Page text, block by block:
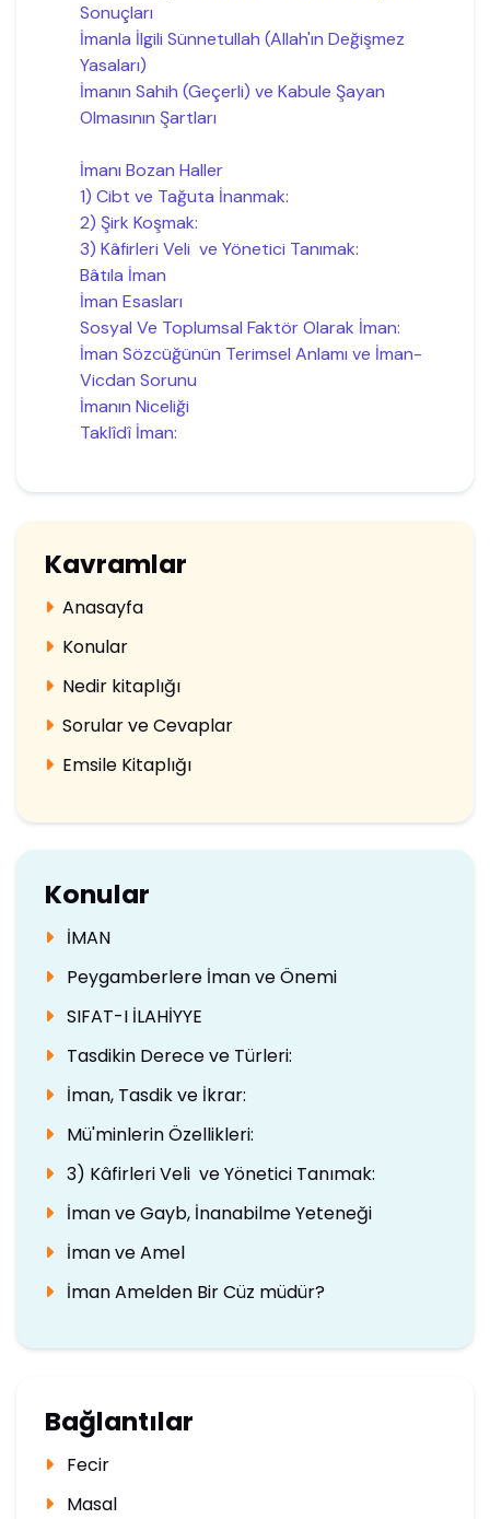
Sonuçları
İmanla İlgili Sünnetullah (Allah'ın Değişmez
Yasaları)
İmanın Sahih (Geçerli) ve Kabule Şayan
Olmasının Şartları
İmanı Bozan Haller
1) Cibt ve Tağuta İnanmak:
2) Şirk Koşmak:
3) Kâfirleri Veli ve Yönetici Tanımak:
Bâtıla İman
İman Esasları
Sosyal Ve Toplumsal Faktör Olarak İman:
İman Sözcüğünün Terimsel Anlamı ve İman-
Vicdan Sorunu
İmanın Niceliği
Taklîdî İman:
Kavramlar
Anasayfa
Konular
Nedir kitaplığı
Sorular ve Cevaplar
Emsile Kitaplığı
Konular
İMAN
Peygamberlere İman ve Önemi
SIFAT-I İLAHİYYE
Tasdikin Derece ve Türleri:
İman, Tasdik ve İkrar:
Mü'minlerin Özellikleri:
3) Kâfirleri Veli ve Yönetici Tanımak:
İman ve Gayb, İnanabilme Yeteneği
İman ve Amel
İman Amelden Bir Cüz müdür?
Bağlantılar
Fecir
Masal